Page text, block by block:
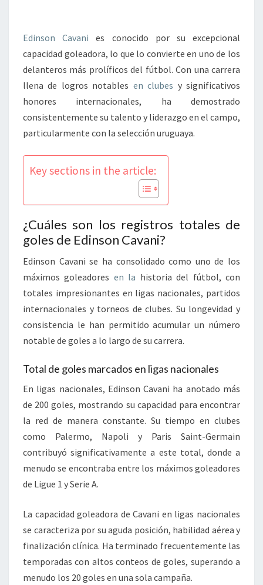
Edinson Cavani es conocido por su excepcional
capacidad goleadora, lo que lo convierte en uno de los
delanteros más prolíficos del fútbol. Con una carrera
llena de logros notables en clubes y significativos
honores internacionales, ha demostrado
consistentemente su talento y liderazgo en el campo,
particularmente con la selección uruguaya.
Key sections in the article:
¿Cuáles son los registros totales de
goles de Edinson Cavani?
Edinson Cavani se ha consolidado como uno de los
máximos goleadores en la historia del fútbol, con
totales impresionantes en ligas nacionales, partidos
internacionales y torneos de clubes. Su longevidad y
consistencia le han permitido acumular un número
notable de goles a lo largo de su carrera.
Total de goles marcados en ligas nacionales
En ligas nacionales, Edinson Cavani ha anotado más
de 200 goles, mostrando su capacidad para encontrar
la red de manera constante. Su tiempo en clubes
como Palermo, Napoli y Paris Saint-Germain
contribuyó significativamente a este total, donde a
menudo se encontraba entre los máximos goleadores
de Ligue 1 y Serie A.
La capacidad goleadora de Cavani en ligas nacionales
se caracteriza por su aguda posición, habilidad aérea y
finalización clínica. Ha terminado frecuentemente las
temporadas con altos conteos de goles, superando a
menudo los 20 goles en una sola campaña.